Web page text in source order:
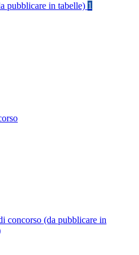
pubblicare in tabelle) 1
concorso (da pubblicare in